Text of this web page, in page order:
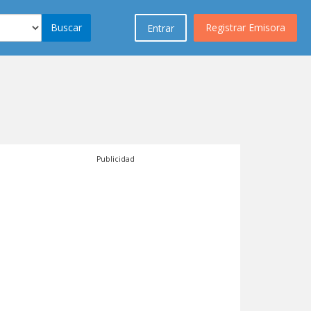
Registrar Emisora
Entrar
Buscar
Publicidad